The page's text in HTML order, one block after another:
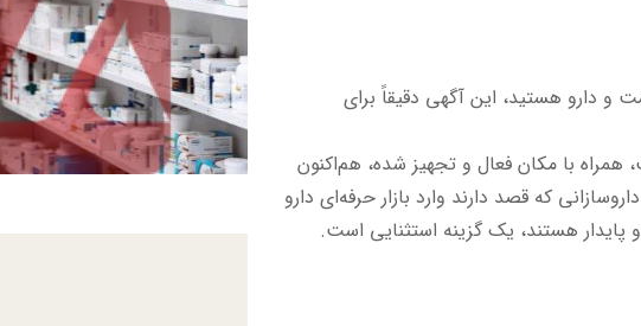
و دارو هستید، این آگهی دقیقاً برای
همراه با مکان فعال و تجهیز شده، هم‌اکنون
که قصد دارند وارد بازار حرفه‌ای دارو
پایدار هستند، یک گزینه استثنایی است.